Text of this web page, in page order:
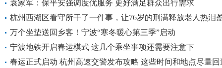
袁家军：保平安强调度优服务 更好满足群众出行需求
杭州西湖区看守所干了一件事，让76岁的刑满释放老人热泪
万个坐垫送回乡客！宁波“寒冬暖心第三季”启动
宁波地铁开启春运模式 这几个乘坐事项还需要注意下
春运正式启动 杭州高速交警发布攻略 这些时间和地点尽量回